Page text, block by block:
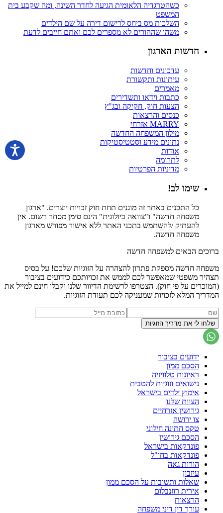
כשהטרגדיה הלאומית הגיעה לחדר השינה, ומה שקבע בית
המשפט
השלכות מס ביחס לרישום דירה על שם הילדים
משהו שההורים לא מספרים לכם ואתם חייבים לדעת
חדשות הארגון
עדכונים וחדשות
עיתונות ותקשורת
מאמרים
כתבות וידאו ותשדירים
הצעות חוק, חקיקה ובג"ץ
כנסים והרצאות
MARRY אזרחי
מילון המשפחה החדשה
נתונים מידע וסטטיסטיקות
אודות
לתרומה
מדיניות הפרטיות
שימו לב!
כל התכנים באתר זה מוגנים תחת חוק זכויות יוצרים. "ארגון
משפחה חדשה" ו"צוואה ביולוגית" הינם סימן מסחר רשום. אין
להעתיק /להשתמש בתכני האתר ללא אישור מפורש מארגון
משפחה חדשה.
ברוכים הבאים למשפחה חדשה
משפחה חדשה מספקת פתרון להצהרה על הזוגיות שלכם! על בסיס
תצהיר משפטי שמאפשר לכם לממש את זכויותכם כידועים בציבור
(המוכרים על פי חוק). הצטרפו לרשימת הדיוור שלנו וקבלו חינם למייל את
המדריך המלא לזכויות שמעניקה לכם תעודת הזוגיות.
ידועים בציבור
הסכם ממון
ראיונות טלוויזיה
נישואים וזוגיות להטבית
אימוץ ילדים בישראל
הצוות שלנו
גירושין אזרחיים
צו ירושה
טקס חתונה חילוני
הסכם גירושין
פונדקאות בישראל
פונדקאות בחו"ל
הורות גאה
עיזבון
שאלות ותשובות על הסכם ממון
אירית רוזנבלום
הרצאות
עורך דין דיני משפחה